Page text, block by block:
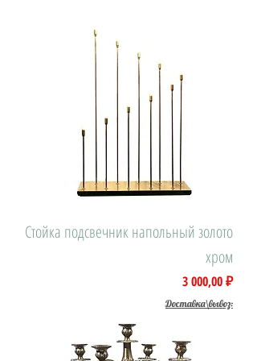
Стойка подсвечник напольный золото
хром
Цена
3 000,00 ₽
Доставка\вывоз: